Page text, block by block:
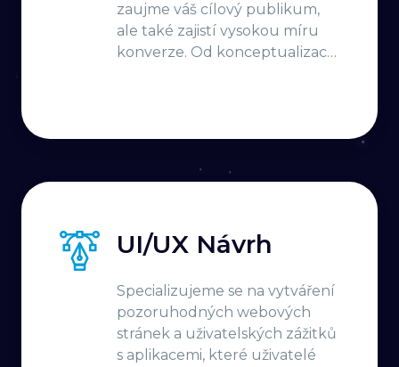
zaujme váš cílový publikum,
ale také zajistí vysokou míru
konverze. Od konceptualizace
podporují angažovanost a
význam.
UI/UX Návrh
Specializujeme se na vytváření
pozoruhodných webových
stránek a uživatelských zážitků
s aplikacemi, které uživatelé